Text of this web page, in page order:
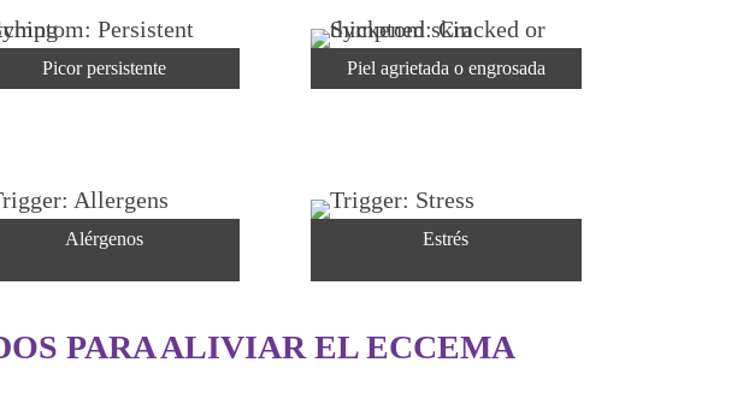
Picor persistente Piel agrietada o engrosada
Alérgenos Estrés
PARA ALIVIAR EL ECCEMA